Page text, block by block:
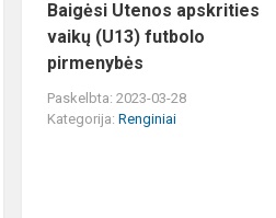
Baigėsi Utenos apskrities
vaikų (U13) futbolo
pirmenybės
Paskelbta: 2023-03-28
Kategorija:Renginiai